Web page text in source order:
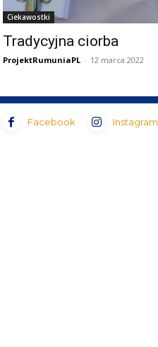
Ciekawostki
Tradycyjna ciorba
ProjektRumuniaPL - 12 marca 2022
Facebook Instagram